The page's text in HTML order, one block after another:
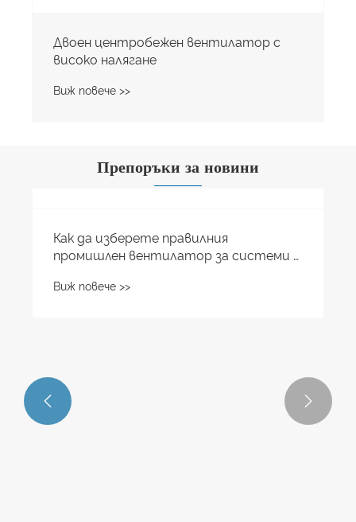
Двоен центробежен вентилатор с
високо налягане
Виж повече >>
Препоръки за новини
 